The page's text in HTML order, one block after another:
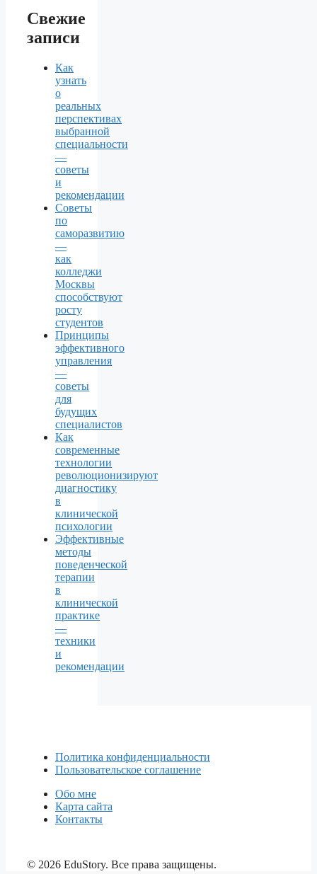
Свежие
записи
Как
узнать
о
реальных
перспективах
выбранной
специальности
—
советы
и
рекомендации
Советы
по
саморазвитию
—
как
колледжи
Москвы
способствуют
росту
студентов
Принципы
эффективного
управления
—
советы
для
будущих
специалистов
Как
современные
технологии
революционизируют
диагностику
в
клинической
психологии
Эффективные
методы
поведенческой
терапии
в
клинической
практике
—
техники
и
рекомендации
Политика конфиденциальности
Пользовательское соглашение
Обо мне
Карта сайта
Контакты
© 2026 EduStory. Все права защищены.